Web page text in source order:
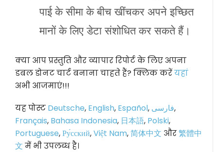
पाई के सीमा के बीच खींचकर अपने इच्छित
मानों के लिए डेटा संशोधित कर सकते हैं।
क्या आप प्रस्तुति और व्यापार रिपोर्ट के लिए अपना
डबल डोनट चार्ट बनाना चाहते हैं? क्लिक करेंयहां
अभी आजमाएं!!!
यह पोस्ट Deutsche, English, Español, فارسی,
Français, Bahasa Indonesia, 日本語, Polski,
Portuguese,Ру́сский,Việt Nam,简体中文 और繁體中
文 में भी उपलब्ध है।